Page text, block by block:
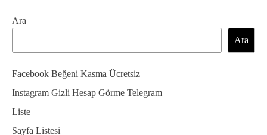
ı
g
e
z
i
Ara
Ara
Facebook Beğeni Kasma Ücretsiz
Instagram Gizli Hesap Görme Telegram
Liste
Sayfa Listesi